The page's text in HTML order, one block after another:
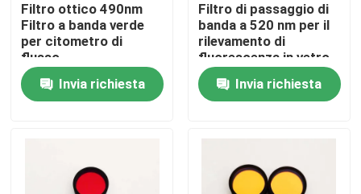
Casa
Filtro ottico 490nm
Filtro a banda verde
per citometro di
flusso
Invia richiesta
Filtro di passaggio di
banda a 520 nm per il
rilevamento di
fluorescenza in vetro
ottico PCR
Invia richiesta